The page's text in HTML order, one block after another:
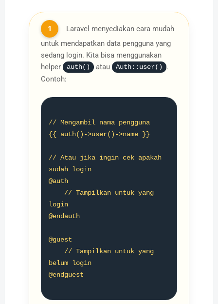
1
Laravel menyediakan cara mudah
untuk mendapatkan data pengguna yang
sedang login. Kita bisa menggunakan
helper auth() atau Auth::user()
.
Contoh:
// Mengambil nama pengguna
{{ auth()->user()->name }}
// Atau jika ingin cek apakah
sudah login
@auth
login
@endauth
@guest
belum login
@endguest